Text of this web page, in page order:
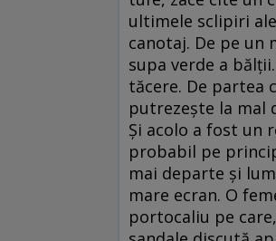
ultimele sclipiri
canotaj. De pe un
supa verde a
tăcere. De partea
putrezeşte la mal
Şi acolo a fost un
probabil pe
mai departe şi
mare ecran. O
portocaliu pe